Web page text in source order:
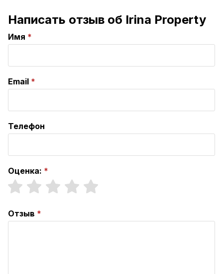
Написать отзыв об Irina Property
Имя
Email
Телефон
Оценка:
Отзыв